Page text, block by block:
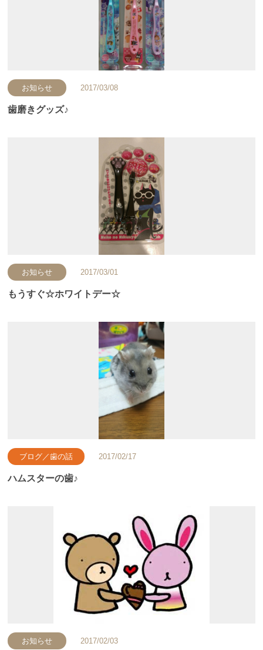
お知らせ 2017/03/08
歯磨きグッズ♪
お知らせ 2017/03/01
もうすぐ☆ホワイトデー☆
ブログ／歯の話 2017/02/17
ハムスターの歯♪
お知らせ 2017/02/03